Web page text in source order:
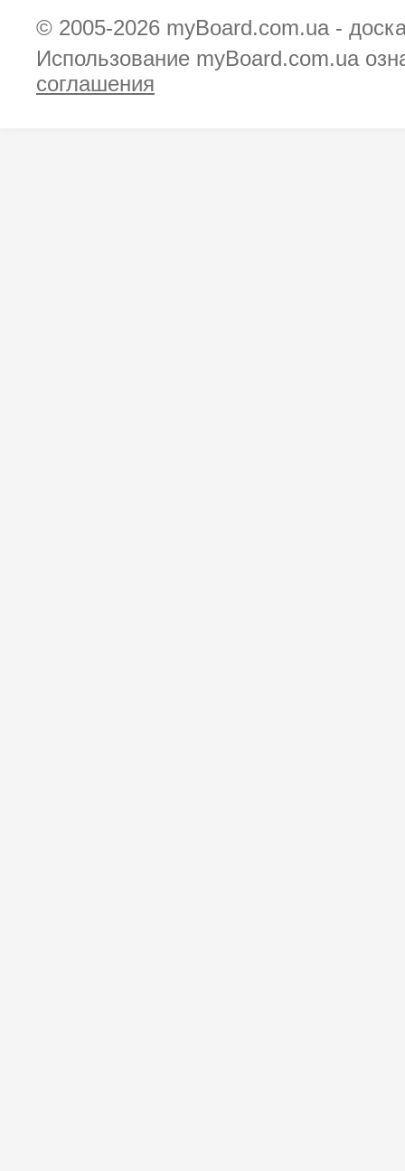
© 2005-2026 myBoard.com.ua -
Использование myBoard.com.ua
соглашения